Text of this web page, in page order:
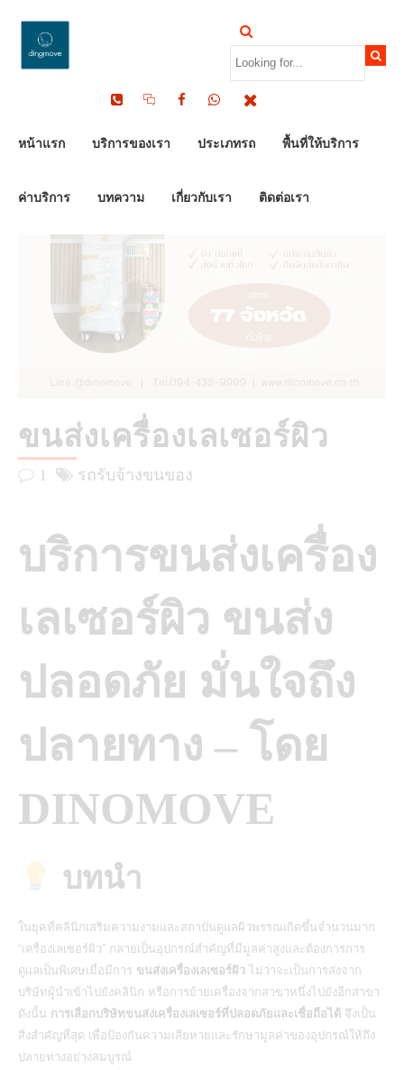
หน้าแรก บริการของเรา ประเภทรถ พื้นที่ให้บริการ
ค่าบริการ บทความ เกี่ยวกับเรา ติดต่อเรา
ขนส่งเครื่องเลเซอร์ผิว
1 รถรับจ้างขนของ
บริการขนส่งเครื่อง
เลเซอร์ผิว ขนส่ง
ปลอดภัย มั่นใจถึง
ปลายทาง – โดย
DINOMOVE
บทนำ
ในยุคที่คลินิกเสริมความงามและสถาบันดูแลผิวพรรณเกิดขึ้นจำนวนมาก
“เครื่องเลเซอร์ผิว” กลายเป็นอุปกรณ์สำคัญที่มีมูลค่าสูงและต้องการการ
ดูแลเป็นพิเศษเมื่อมีการ ขนส่งเครื่องเลเซอร์ผิว ไม่ว่าจะเป็นการส่งจาก
บริษัทผู้นำเข้าไปยังคลินิก หรือการย้ายเครื่องจากสาขาหนึ่งไปยังอีกสาขา
ดังนั้น การเลือกบริษัทขนส่งเครื่องเลเซอร์ที่ปลอดภัยและเชื่อถือได้ จึงเป็น
สิ่งสำคัญที่สุด เพื่อป้องกันความเสียหายและรักษามูลค่าของอุปกรณ์ให้ถึง
ปลายทางอย่างสมบูรณ์